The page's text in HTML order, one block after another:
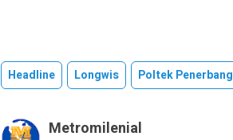
Headline Longwis Poltek
Metromilenial